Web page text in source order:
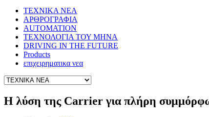
ΤΕΧΝΙΚΑ ΝΕΑ
ΑΡΘΡΟΓΡΑΦΙΑ
AUTOMATION
ΤΕΧΝΟΛΟΓΙΑ ΤΟΥ ΜΗΝΑ
DRIVING IN THE FUTURE
Products
επιχειρηματικα νεα
Η λύση της Carrier για πλήρη